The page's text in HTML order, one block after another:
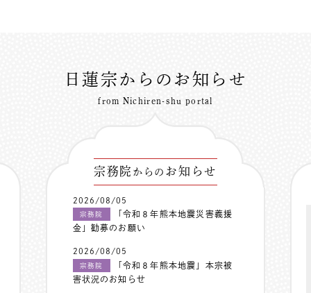
日蓮宗からのお知らせ
from Nichiren-shu portal
宗務院 からの お知らせ
2026/08/05
宗務院
「令和８年熊本地震災害義援
金」勧募のお願い
2026/08/05
宗務院
「令和８年熊本地震」本宗被
害状況のお知らせ